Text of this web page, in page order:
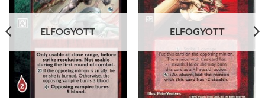
ELFOGYOTT ELFOGYOTT